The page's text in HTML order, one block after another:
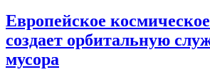
Европейское
создает орбитальную
мусора